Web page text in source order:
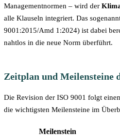
Managementnormen – wird der
alle Klauseln integriert. Das
9001:2015/Amd 1:2024) ist dabei
nahtlos in die neue Norm überführt.
Zeitplan und Meilensteine
Die Revision der ISO 9001 folgt
die wichtigsten Meilensteine im
Meilenstein